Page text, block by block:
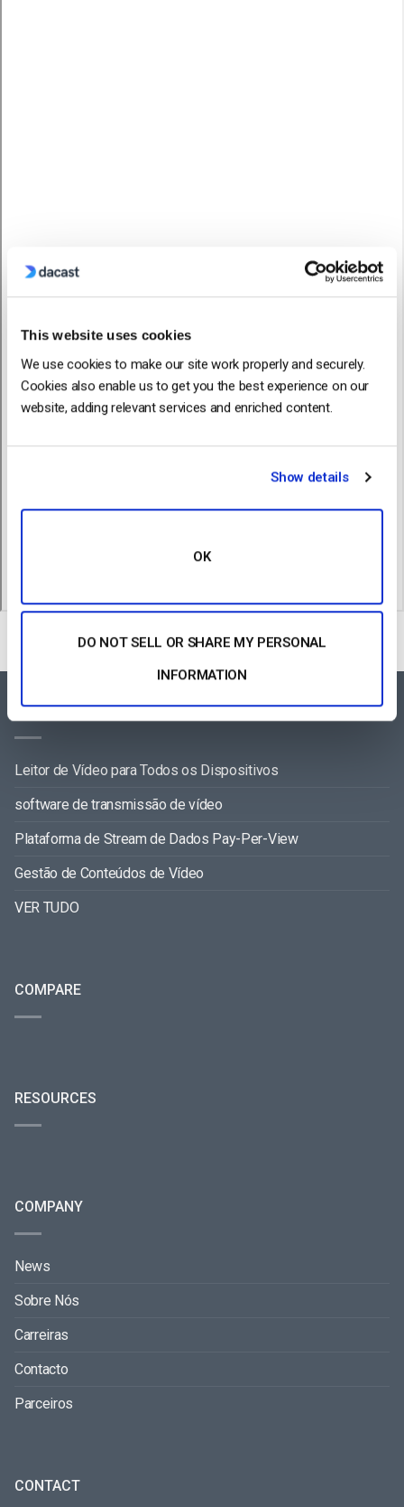
This website uses cookies
We use cookies to make our site work properly and securely.
Cookies also enable us to get you the best experience on our
website, adding relevant services and enriched content.
Show details
OK
DO NOT SELL OR SHARE MY PERSONAL
INFORMATION
FEATURES AREA
Leitor de Vídeo para Todos os Dispositivos
software de transmissão de vídeo
Plataforma de Stream de Dados Pay-Per-View
Gestão de Conteúdos de Vídeo
VER TUDO
COMPARE
RESOURCES
COMPANY
News
Sobre Nós
Carreiras
Contacto
Parceiros
CONTACT